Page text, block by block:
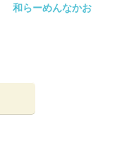
和らーめんなかお